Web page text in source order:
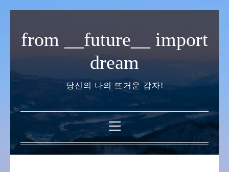
기
from __future__ import
dream
당신의 나의 뜨거운 감자!
기
본
메
뉴